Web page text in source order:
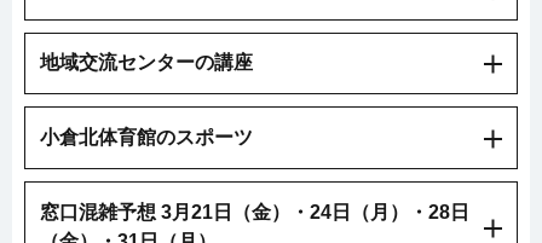
地域交流センターの講座
小倉北体育館のスポーツ
窓口混雑予想 3月21日（金）・24日（月）・28日